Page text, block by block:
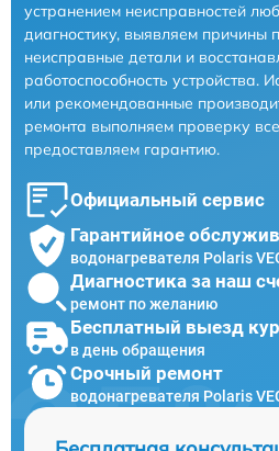
устранением неисправностей
диагностику, выявляем причины
неисправные детали и
работоспособность устройства.
или рекомендованные
ремонта выполняем проверку
предоставляем гарантию.
Официальный сервис
Гарантийное
водонагревателя Polaris
Диагностика за наш
ремонт по желанию
Бесплатный выезд
в день обращения
Срочный ремонт
водонагревателя Polaris